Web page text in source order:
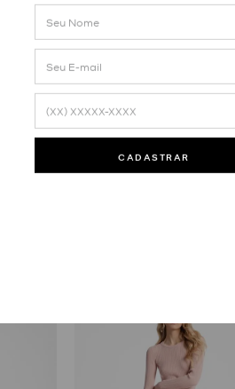
CADASTRAR
Vestido Midi Em Malha
R$1.150,00